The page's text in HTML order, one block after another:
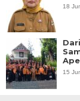
18
15